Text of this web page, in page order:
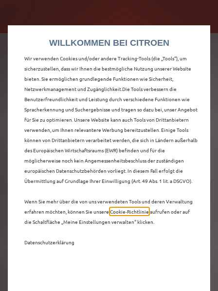
ENTDECKEN SIE ALLE
NEUER C5 AIRCROSS
IN BRAUNSCHWEIG
WILLKOMMEN BEI CITROEN
Wir verwenden Cookies und/oder andere Tracking-Tools (die „Tools“), um
sicherzustellen, dass wir Ihnen die bestmögliche Nutzung unserer Website
bieten. Sie ermöglichen grundlegende Funktionen wie Sicherheit,
Netzwerkmanagement und Zugänglichkeit.Die Tools verbessern die
Benutzerfreundlichkeit und Leistung durch verschiedene Funktionen wie
Spracherkennung und Suchergebnisse und tragen so dazu bei, unser Angebot
für Sie zu optimieren. Unsere Website kann auch Tools von Drittanbietern
verwenden, um Ihnen relevantere Werbung bereitzustellen. Einige Tools
können von Drittanbietern verarbeitet werden, die sich in Ländern außerhalb
des Europäischen Wirtschaftsraums (EWR) befinden und für die
möglicherweise noch kein Angemessenheitsbeschluss der zuständigen
europäischen Datenschutzbehörden vorliegt. In diesem Fall erfolgt die
Übermittlung auf Grundlage Ihrer Einwilligung (Art. 49 Abs. 1 lit. a DSGVO).
Wenn Sie mehr über die von uns verwendeten Tools und deren Verwaltung
erfahren möchten, können Sie unsere Cookie‑Richtlinie aufrufen oder auf
die Schaltfläche „Meine Einstellungen verwalten“ klicken.
Datenschutzerklärung